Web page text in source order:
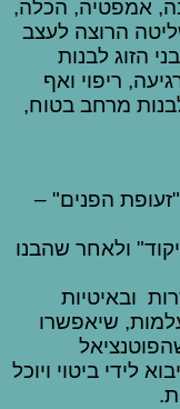
אמפטיה, הכלה,
הרוצה לעצב
הזוג לבנות
ריפוי ואף
מרחב בטוח,
הפנים" –
ולאחר שהבנו
ובאיטיות
שיאפשרו
לידי ביטוי ויוכל